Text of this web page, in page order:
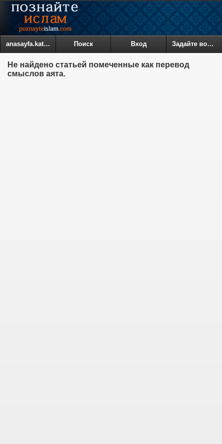
anasayfa.kategoriler Поиск Вход Задайте вопрос
Не найдено статьей помеченные как перевод
смыслов аята.